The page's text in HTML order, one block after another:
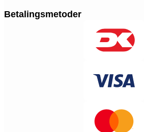
Betalingsmetoder